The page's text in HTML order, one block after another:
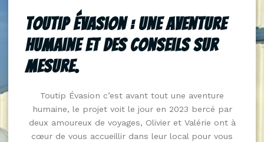
Toutip Évasion : Une Aventure
Humaine Et Des Conseils Sur
Mesure.
Toutip Évasion c’est avant tout une aventure
humaine, le projet voit le jour en 2023 bercé par
deux amoureux de voyages, Olivier et Valérie ont à
cœur de vous accueillir dans leur local pour vous